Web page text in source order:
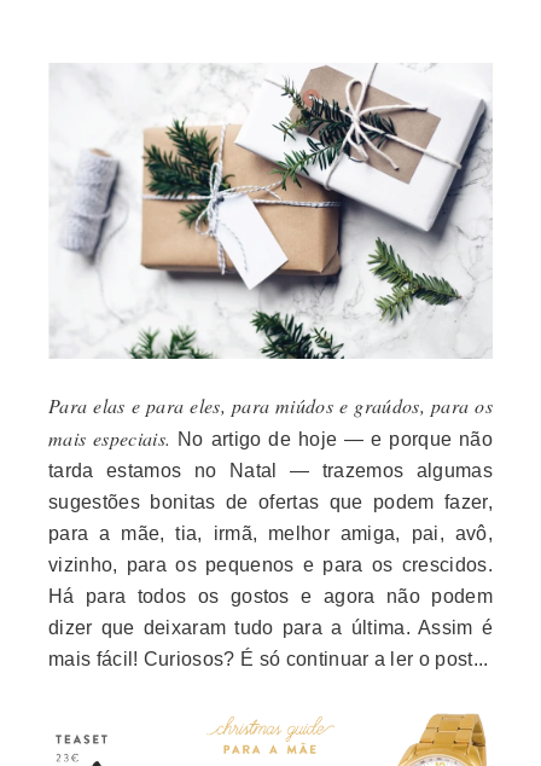
Para elas e para eles, para miúdos e graúdos, para os
mais especiais. No artigo de hoje — e porque não
tarda estamos no Natal — trazemos algumas
sugestões bonitas de ofertas que podem fazer,
para a mãe, tia, irmã, melhor amiga, pai, avô,
vizinho, para os pequenos e para os crescidos.
Há para todos os gostos e agora não podem
dizer que deixaram tudo para a última. Assim é
mais fácil! Curiosos? É só continuar a ler o post...